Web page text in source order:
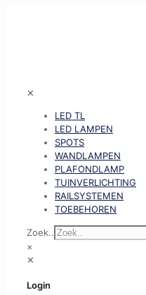
✕
LED TL
LED LAMPEN
SPOTS
WANDLAMPEN
PLAFONDLAMP
TUINVERLICHTING
RAILSYSTEMEN
TOEBEHOREN
Zoek..
×
✕
Login